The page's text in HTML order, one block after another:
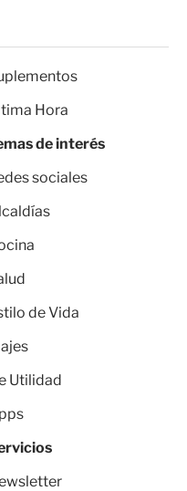
Hora
de interés
sociales
de Vida
Utilidad